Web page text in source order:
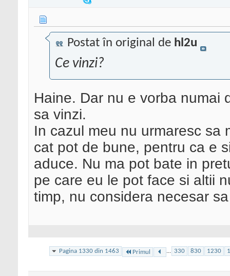
Postat în original de hl2u
Ce vinzi?
Haine. Dar nu e vorba numai
sa vinzi.
In cazul meu nu urmaresc sa
cat pot de bune, pentru ca e
aduce. Nu ma pot bate in
pe care eu le pot face si altii
timp, nu considera necesar
Pagina 1330 din 1463 Primul ... 330 830 1230